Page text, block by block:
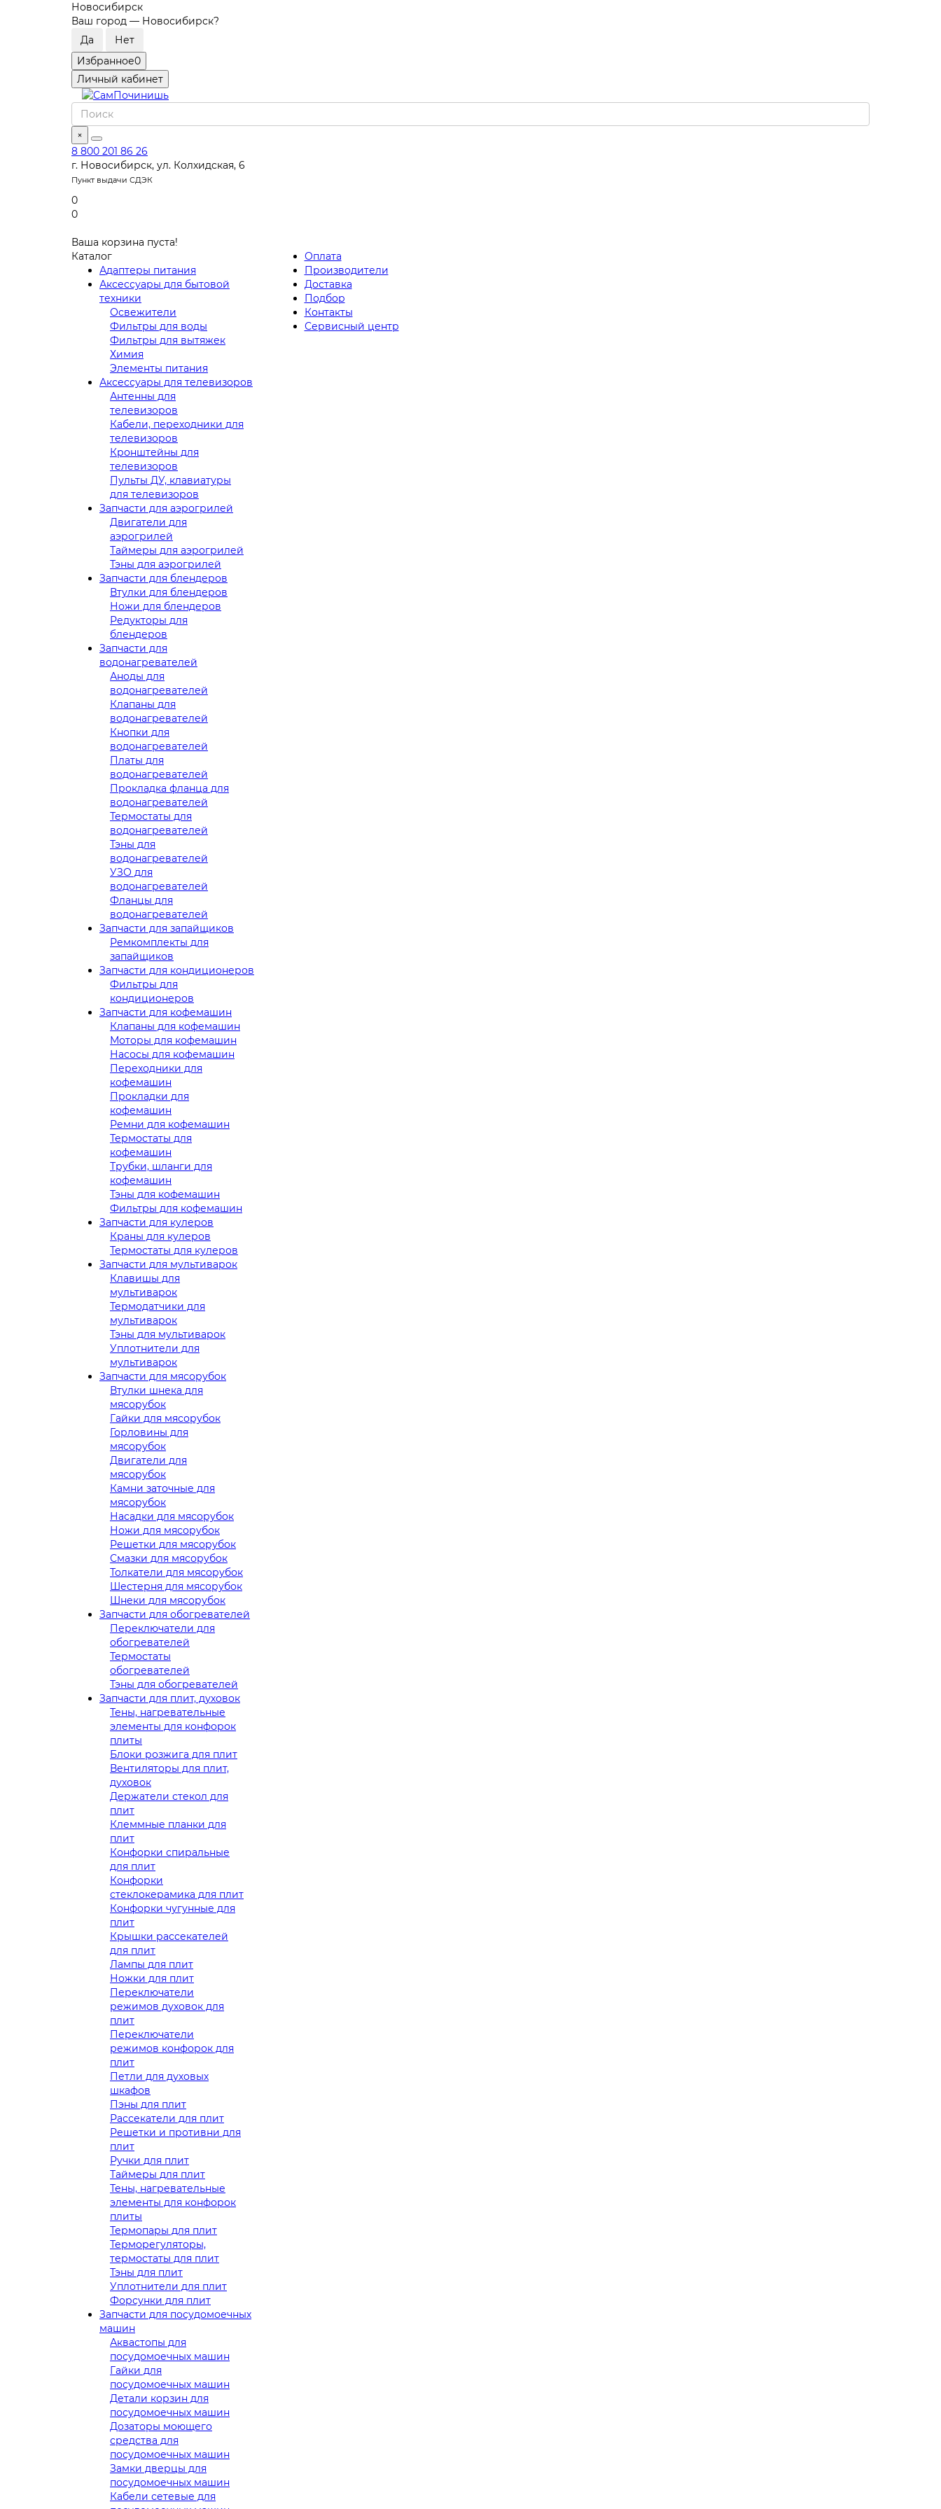
Новосибирск
Ваш город — Новосибирск?
Избранное0
Личный кабинет
×
8 800 201 86 26
г. Новосибирск, ул. Колхидская, 6
Пункт выдачи СДЭК
0
0
Ваша корзина пуста!
Каталог
Адаптеры питания
Аксессуары для бытовой
техники
Освежители
Фильтры для воды
Фильтры для вытяжек
Химия
Элементы питания
Аксессуары для телевизоров
Антенны для
телевизоров
Кабели, переходники для
телевизоров
Кронштейны для
телевизоров
Пульты ДУ, клавиатуры
для телевизоров
Запчасти для аэрогрилей
Двигатели для
аэрогрилей
Таймеры для аэрогрилей
Тэны для аэрогрилей
Запчасти для блендеров
Втулки для блендеров
Ножи для блендеров
Редукторы для
блендеров
Запчасти для
водонагревателей
Аноды для
водонагревателей
Клапаны для
водонагревателей
Кнопки для
водонагревателей
Платы для
водонагревателей
Прокладка фланца для
водонагревателей
Термостаты для
водонагревателей
Тэны для
водонагревателей
УЗО для
водонагревателей
Фланцы для
водонагревателей
Запчасти для запайщиков
Ремкомплекты для
запайщиков
Запчасти для кондиционеров
Фильтры для
кондиционеров
Запчасти для кофемашин
Клапаны для кофемашин
Моторы для кофемашин
Насосы для кофемашин
Переходники для
кофемашин
Прокладки для
кофемашин
Ремни для кофемашин
Термостаты для
кофемашин
Трубки, шланги для
кофемашин
Тэны для кофемашин
Фильтры для кофемашин
Запчасти для кулеров
Краны для кулеров
Термостаты для кулеров
Запчасти для мультиварок
Клавишы для
мультиварок
Термодатчики для
мультиварок
Тэны для мультиварок
Уплотнители для
мультиварок
Запчасти для мясорубок
Втулки шнека для
мясорубок
Гайки для мясорубок
Горловины для
мясорубок
Двигатели для
мясорубок
Камни заточные для
мясорубок
Насадки для мясорубок
Ножи для мясорубок
Решетки для мясорубок
Смазки для мясорубок
Толкатели для мясорубок
Шестерня для мясорубок
Шнеки для мясорубок
Запчасти для обогревателей
Переключатели для
обогревателей
Термостаты
обогревателей
Тэны для обогревателей
Запчасти для плит, духовок
Тены, нагревательные
элементы для конфорок
плиты
Блоки розжига для плит
Вентиляторы для плит,
духовок
Держатели стекол для
плит
Клеммные планки для
плит
Конфорки спиральные
для плит
Конфорки
стеклокерамика для плит
Конфорки чугунные для
плит
Крышки рассекателей
для плит
Лампы для плит
Ножки для плит
Переключатели
режимов духовок для
плит
Переключатели
режимов конфорок для
плит
Петли для духовых
шкафов
Пэны для плит
Рассекатели для плит
Решетки и противни для
плит
Ручки для плит
Таймеры для плит
Тены, нагревательные
элементы для конфорок
плиты
Термопары для плит
Терморегуляторы,
термостаты для плит
Тэны для плит
Уплотнители для плит
Форсунки для плит
Запчасти для посудомоечных
машин
Аквастопы для
посудомоечных машин
Гайки для
посудомоечных машин
Детали корзин для
посудомоечных машин
Дозаторы моющего
средства для
посудомоечных машин
Замки дверцы для
посудомоечных машин
Кабели сетевые для
Оплата
Производители
Доставка
Подбор
Контакты
Сервисный центр